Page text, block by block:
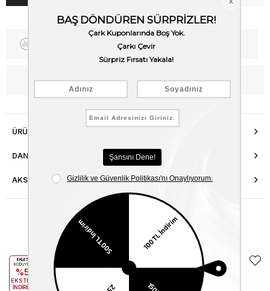
Fiyat Düşünce Haber Ver
WhatsApp’tan Bilgi Al
ÜRÜN ÖZELLIKLERI
DANIŞMA HATTI
AKSESUAR ONARIMI
Benzer Ürünler
EKLE5
KODUYLA
%5
EKSTRA
İNDİRİM
İNDİRİM